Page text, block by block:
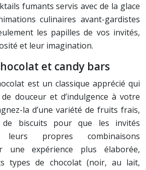
fumants servis avec de la glace
culinaires avant-gardistes
les papilles de vos invités,
et leur imagination.
et candy bars
est un classique apprécié qui
douceur et d’indulgence à votre
la d’une variété de fruits frais,
biscuits pour que les invités
propres combinaisons
une expérience plus élaborée,
types de chocolat (noir, au lait,